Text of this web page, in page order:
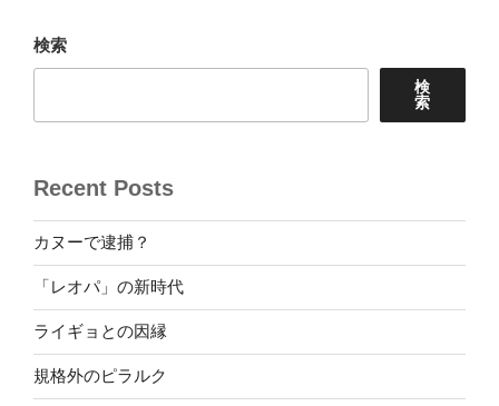
ン
検索
検
索
Recent Posts
カヌーで逮捕？
「レオパ」の新時代
ライギョとの因縁
規格外のピラルク